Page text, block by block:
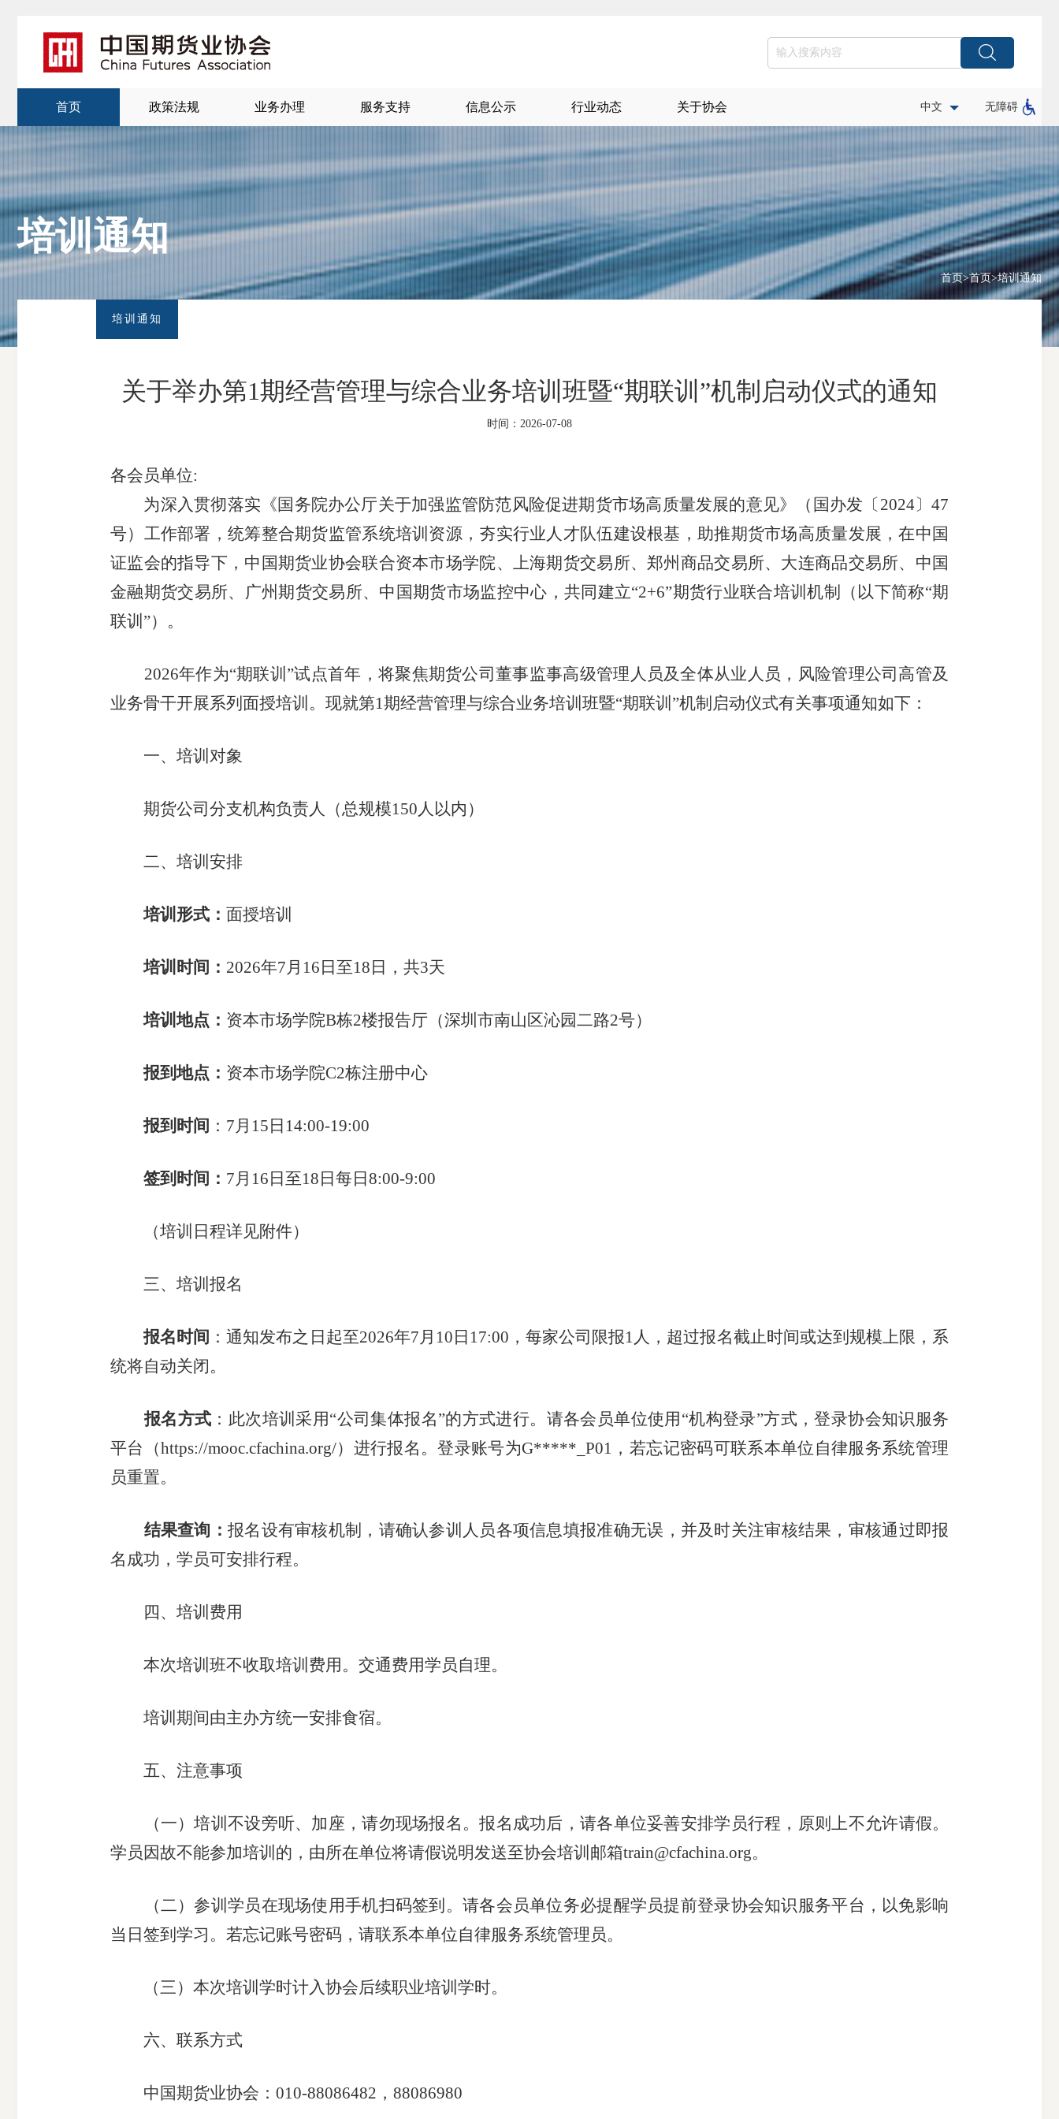
首页 政策法规 业务办理 服务支持 信息公示 行业动态 关于协会 中文 无障碍
培训通知
首页>首页>培训通知
培训通知
关于举办第1期经营管理与综合业务培训班暨“期联训”机制启动仪式的通知
时间：2026-07-08
各会员单位:
为深入贯彻落实《国务院办公厅关于加强监管防范风险促进期货市场高质量发展的意见》（国办发〔 2024〕47
号）工作部署，统筹整合期货监管系统培训资源，夯实行业人才队伍建设根基，助推期货市场高质量发展，在中国
证监会的指导下，中国期货业协会联合资本市场学院、上海期货交易所、郑州商品交易所、大连商品交易所、中国
金融期货交易所、广州期货交易所、中国期货市场监控中心，共同建立“2+6”期货行业联合培训机制（以下简称“期
联训”）。
2026年作为“期联训”试点首年，将聚焦期货公司董事监事高级管理人员及全体从业人员，风险管理公司高管及
业务骨干开展系列面授培训。 现就第1期经营管理与综合业务培训班暨“期联训”机制启动仪式有关事项通知如下 ：
一、 培训对象
期货公司分支机构负责人（总规模150人以内 ）
二、 培训 安排
培训形式： 面授培训
培训时间： 2026年7月16日至18日，共3天
培训地点： 资本市场学院B栋2楼报告厅（深圳市南山区沁园二路2号）
报到地点： 资本市场学院C2栋注册中心
报到时间 ： 7月15日 14:00-19:00
签到时间： 7月16日至18日 每日 8:00-9:00
（培训日程详见附件）
三、 培训报名
报名时间 ：通知发布之日起至2026年7月 10 日 17:00，每家公司限报1人 ，超过报名截止时间或达到规模上限， 系
统将自动关闭。
报名方式 ： 此次培训 采用“公司集体报名”的方式进行。 请各会员单位使用 “机构登录”方式 ，登录协会知识服务
平台
（https://mooc.cfachina.org/） 进行报名 。登录账号为G*****_P01， 若忘记密码可联系本单位 自律服务系统管理
员重置。
结果查询：报名设有审核机制， 请确认参训 人员各项信息填报准确无误 ，并及时关注审核结果，审核通过即报
名成功，学员可安排行程。
四、 培训费用
本次培训班不收取培训费用 。 交通费用学员自理。
培训期间由主办方统一安排食宿。
五、 注意事项
（一）培训不设旁听、加座，请勿现场报名。报名成功后，请各单位妥善安排学员行程 ，原则上不允许请假。
学员 因故不能参加培训的 ， 由所在单位将请假说明发送至协会培训邮箱train@cfachina.org。
（二）参训学员在现场使用手机扫码签到。请各会员单位务必提醒学员提前登录协会知识服务平台 ，以免影响
当日签到学习。 若忘记账号密码 ，请联系本单位 自律服务系统管理员。
（三） 本次培训学时计入协会后续职业培训学时。
六、 联系方式
中国期货业协会 ： 010-88086482，88086980
北
京